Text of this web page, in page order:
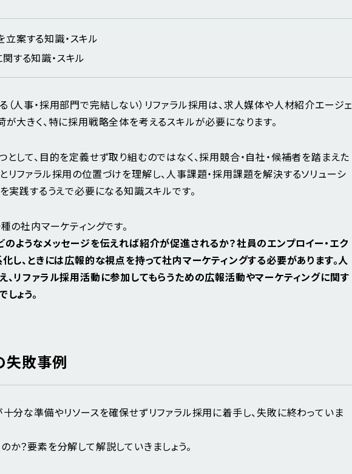
案する知識・スキル
する知識・スキル
人事・採用部門で完結しない）リファラル採用は、求人媒体や人材紹介エージェ
大きく、特に採用戦略全体を考えるスキルが必要になります。
して、目的を定義せず取り組むのではなく、採用競合・自社・候補者を踏まえた
リファラル採用の位置づけを理解し、人事課題・採用課題を解決するソリューシ
実践するうえで必要になる知識スキルです。
の社内マーケティングです。
のようなメッセージを伝えれば紹介が促進されるか？社員のエンプロイー・エク
し、ときには広報的な視点を持って社内マーケティングする必要があります。人
、リファラル採用活動に参加してもらうための広報活動やマーケティングに関す
ょう。
失敗事例
分な準備やリソースを確保せずリファラル採用に着手し、失敗に終わっていま
？要素を分解して解説していきましょう。